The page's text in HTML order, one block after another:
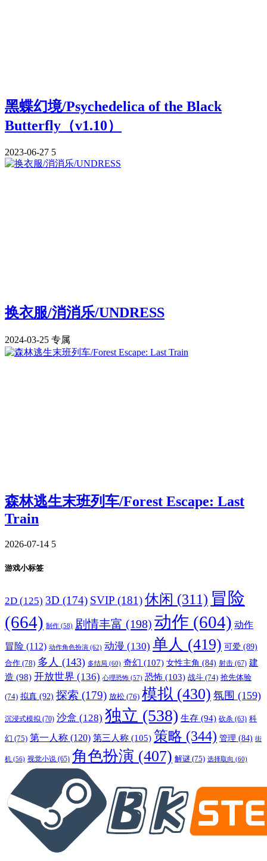
黑蝶幻境/Psychedelica of the Black
Butterfly（v1.10）
2023-06-27 5
换衣服/消消乐/UNDRESS
2024-03-25 专属
森林逃生末班列车/Forest Escape: Last
Train
2026-07-14 5
游戏小标签
2D (125) 3D (174) SVIP (181)休闲 (311) 冒险
(664) 制作 (58) 剧情丰富 (198) 动作 (604) 动作
冒险 (112) 动作角色扮演 (62) 动漫 (130) 单人 (419) 可爱 (89)
合作 (78) 多人 (143) 多结局 (60) 奇幻 (107) 女性主角 (84) 射击 (67) 建
造 (98) 开放世界 (136) 心理恐怖 (57) 恐怖 (103) 战斗 (74) 抢先体验
(74) 拟真 (92) 探索 (179) 放松 (76) 模拟 (430) 氛围 (159)
沉浸式模拟 (70) 沙盒 (128) 独立 (538) 生存 (94) 砍杀 (63) 科
幻 (75) 第一人称 (120) 第三人称 (105) 策略 (344) 管理 (84) 街
机 (56) 视觉小说 (65) 角色扮演 (407) 解谜 (75) 选择取向 (60)